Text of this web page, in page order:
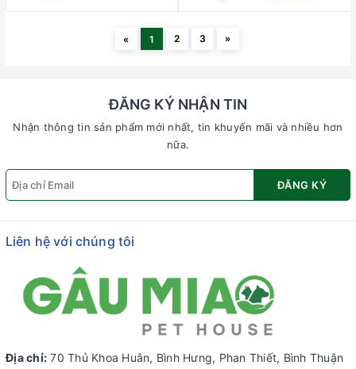
« 1 2 3 »
ĐĂNG KÝ NHẬN TIN
Nhận thông tin sản phẩm mới nhất, tin khuyến mãi và nhiều hơn
nữa.
ĐĂNG KÝ
Liên hệ với chúng tôi
Địa chỉ: 70 Thủ Khoa Huân, Bình Hưng, Phan Thiết, Bình Thuận